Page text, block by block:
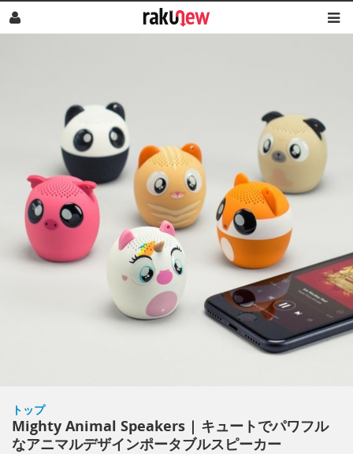
トップ
Mighty Animal Speakers | キュートでパワフル
なアニマルデザインポータブルスピーカー